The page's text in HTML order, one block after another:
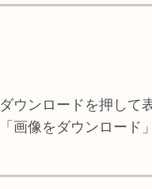
ダウンロードを押して
「画像をダウンロード